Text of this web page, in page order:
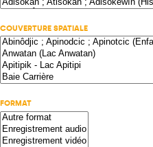
COUVERTURE SPATIALE
FORMAT